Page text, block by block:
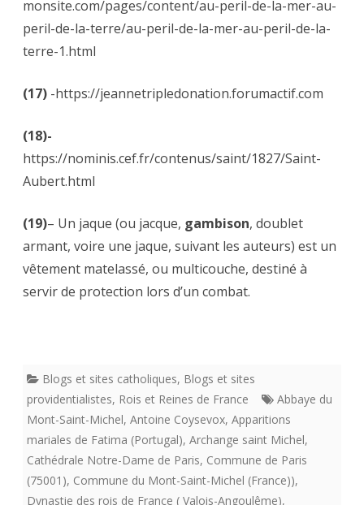
monsite.com/pages/content/au-peril-de-la-mer-au-
peril-de-la-terre/au-peril-de-la-mer-au-peril-de-la-
terre-1.html
(17) -https://jeannetripledonation.forumactif.com
(18)-
https://nominis.cef.fr/contenus/saint/1827/Saint-
Aubert.html
(19)– Un jaque (ou jacque, gambison, doublet
armant, voire une jaque, suivant les auteurs) est un
vêtement matelassé, ou multicouche, destiné à
servir de protection lors d’un combat.
Blogs et sites catholiques, Blogs et sites
providentialistes, Rois et Reines de France
Abbaye du
Mont-Saint-Michel, Antoine Coysevox, Apparitions
mariales de Fatima (Portugal), Archange saint Michel,
Cathédrale Notre-Dame de Paris, Commune de Paris
(75001), Commune du Mont-Saint-Michel (France)),
Dynastie des rois de France ( Valois-Angoulême),